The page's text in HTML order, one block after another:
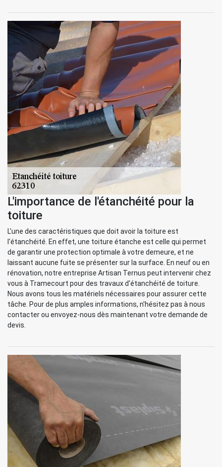
L'importance de l'étanchéité pour la
toiture
L'une des caractéristiques que doit avoir la toiture est
l'étanchéité. En effet, une toiture étanche est celle qui permet
de garantir une protection optimale à votre demeure, et ne
laissant aucune fuite se présenter sur la surface. En neuf ou en
rénovation, notre entreprise Artisan Ternus peut intervenir chez
vous à Tramecourt pour des travaux d'étanchéité de toiture.
Nous avons tous les matériels nécessaires pour assurer cette
tâche. Pour de plus amples informations, n'hésitez pas à nous
contacter ou envoyez-nous dès maintenant votre demande de
devis.